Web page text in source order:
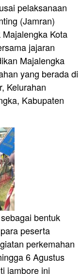
pelaksanaan
(Jamran)
Kota
jajaran
Majalengka
yang berada di
Kelurahan
Kabupaten
bentuk
peserta
perkemahan
6 Agustus
jambore ini